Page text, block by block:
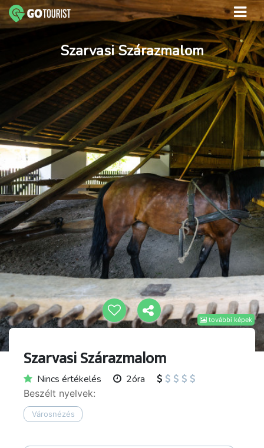
további képek
Szarvasi Szárazmalom
Szarvasi Szárazmalom
Nincs értékelés 2óra
Beszélt nyelvek:
Városnézés